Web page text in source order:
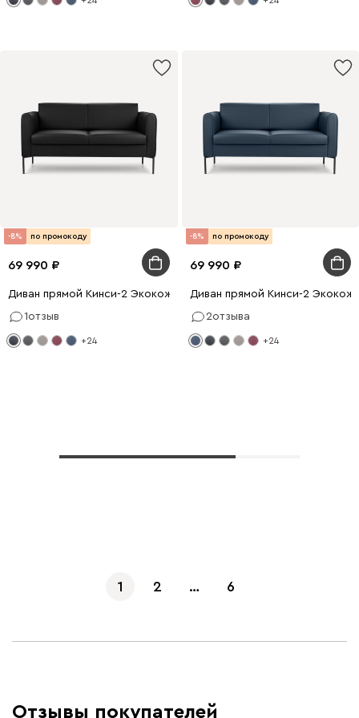
-8% по промокоду
69 990
Диван прямой Кинси-2 Экокожа Черный
1отзыв
+24
-8% по промокоду
69 990
Диван прямой Кинси-2
2отзыва
+24
1 2 … 6
Отзывы покупателей